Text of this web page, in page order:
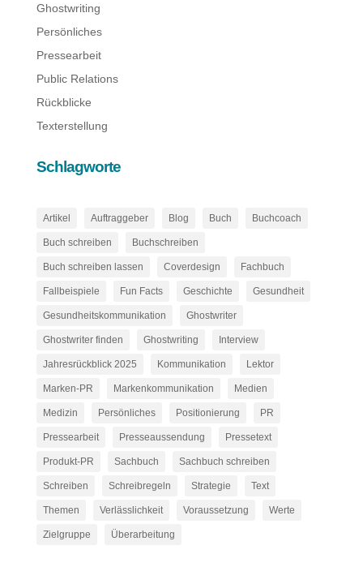
Ghostwriting
Persönliches
Pressearbeit
Public Relations
Rückblicke
Texterstellung
Schlagworte
Artikel Auftraggeber Blog Buch Buchcoach
Buch schreiben Buchschreiben
Buch schreiben lassen Coverdesign Fachbuch
Fallbeispiele Fun Facts Geschichte Gesundheit
Gesundheitskommunikation Ghostwriter
Ghostwriter finden Ghostwriting Interview
Jahresrückblick 2025 Kommunikation Lektor
Marken-PR Markenkommunikation Medien
Medizin Persönliches Positionierung PR
Pressearbeit Presseaussendung Pressetext
Produkt-PR Sachbuch Sachbuch schreiben
Schreiben Schreibregeln Strategie Text
Themen Verlässlichkeit Voraussetzung Werte
Zielgruppe Überarbeitung